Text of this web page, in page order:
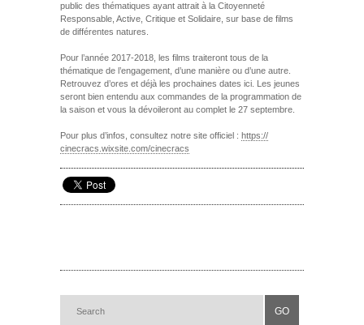
public des thématiques ayant attrait à la Citoyenneté
Responsable, Active, Critique et Solidaire, sur base de films
de différentes natures.
Pour l’année 2017-2018, les films traiteront tous de la
thématique de l’engagement, d’une manière ou d’une autre.
Retrouvez d’ores et déjà les prochaines dates ici. Les jeunes
seront bien entendu aux commandes de la programmation de
la saison et vous la dévoileront au complet le 27 septembre.
Pour plus d’infos, consultez notre site officiel : https://
cinecracs.wixsite.com/cinecracs